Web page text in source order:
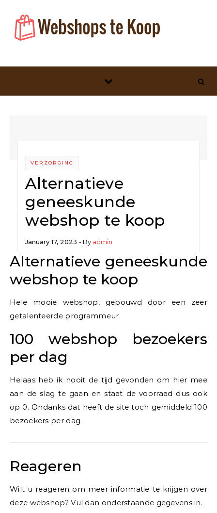
VERZORGING
Alternatieve
geneeskunde
webshop te koop
January 17, 2023 - By admin
Alternatieve geneeskunde
webshop te koop
Hele mooie webshop, gebouwd door een zeer
getalenteerde programmeur.
100 webshop bezoekers
per dag
Helaas heb ik nooit de tijd gevonden om hier mee
aan de slag te gaan en staat de voorraad dus ook
op 0. Ondanks dat heeft de site toch gemiddeld 100
bezoekers per dag.
Reageren
Wilt u reageren om meer informatie te krijgen over
deze webshop? Vul dan onderstaande gegevens in.